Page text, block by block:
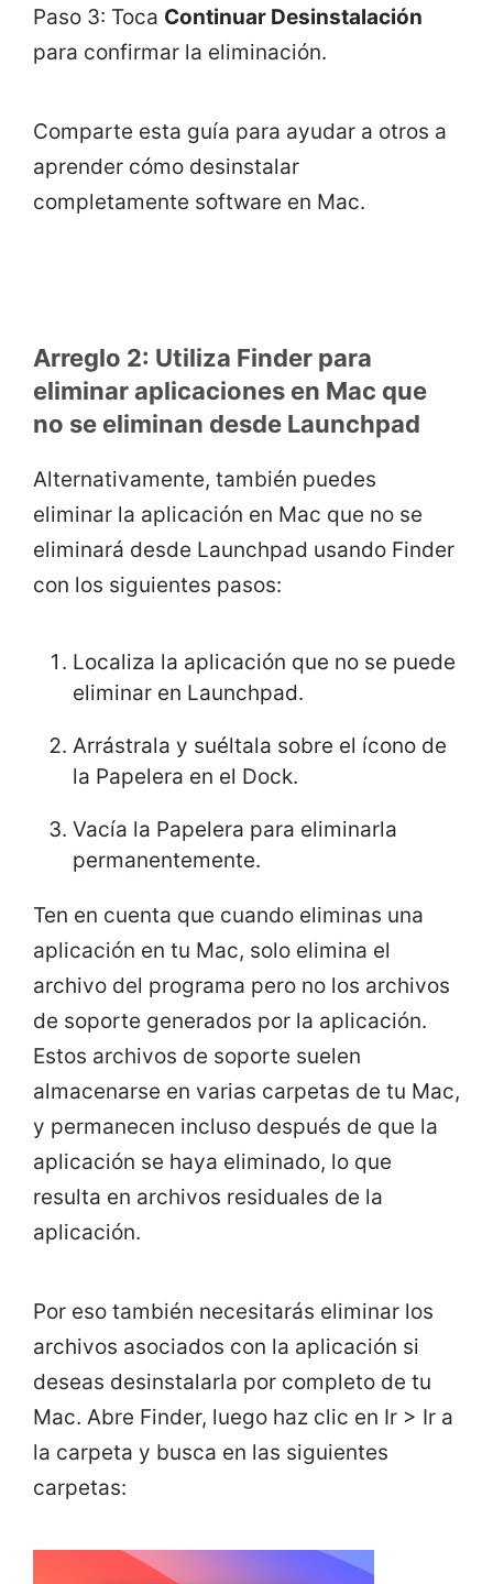
Paso 3: Toca Continuar Desinstalación
para confirmar la eliminación.
Comparte esta guía para ayudar a otros a
aprender cómo desinstalar
completamente software en Mac.
Arreglo 2: Utiliza Finder para
eliminar aplicaciones en Mac que
no se eliminan desde Launchpad
Alternativamente, también puedes
eliminar la aplicación en Mac que no se
eliminará desde Launchpad usando Finder
con los siguientes pasos:
Localiza la aplicación que no se puede
eliminar en Launchpad.
Arrástrala y suéltala sobre el ícono de
la Papelera en el Dock.
Vacía la Papelera para eliminarla
permanentemente.
Ten en cuenta que cuando eliminas una
aplicación en tu Mac, solo elimina el
archivo del programa pero no los archivos
de soporte generados por la aplicación.
Estos archivos de soporte suelen
almacenarse en varias carpetas de tu Mac,
y permanecen incluso después de que la
aplicación se haya eliminado, lo que
resulta en archivos residuales de la
aplicación.
Por eso también necesitarás eliminar los
archivos asociados con la aplicación si
deseas desinstalarla por completo de tu
Mac. Abre Finder, luego haz clic en Ir > Ir a
la carpeta y busca en las siguientes
carpetas: